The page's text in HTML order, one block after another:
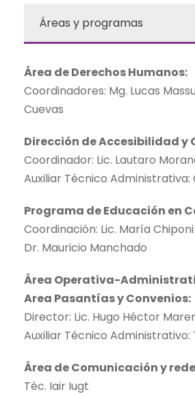
Áreas y programas
Área de Derechos Humanos:
Coordinadores: Mg. Lucas
Cuevas
Dirección de Accesibilidad y
Coordinador: Lic. Lautaro
Auxiliar Técnico Administrativa:
Programa de Educación en
Coordinación: Lic. María Chiponi
Dr. Mauricio Manchado
Área Operativa-
Area Pasantías y Convenios:
Director: Lic. Hugo Héctor
Auxiliar Técnico Administrativo:
Área de Comunicación y
Téc. Iair Iugt